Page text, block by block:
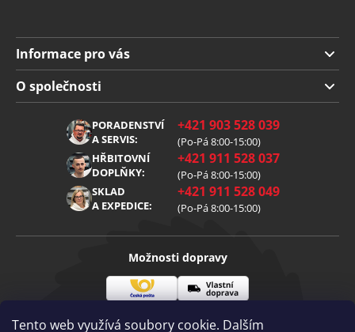
Tento web využívá soubory cookie. Dalším
Informace pro vás
Doprava a platba
Obchodní podmínky
Reklamace
Zpracování osobních údajů
O společnosti
PORADENSTVÍ
A SERVIS:
+421 903 528 039
(Po-Pá 8:00-15:00)
HŘBITOVNÍ
DOPLŇKY:
+421 911 528 037
(Po-Pá 8:00-15:00)
SKLAD
A EXPEDICE:
+421 911 528 049
(Po-Pá 8:00-15:00)
Možnosti dopravy
pošta
doprava